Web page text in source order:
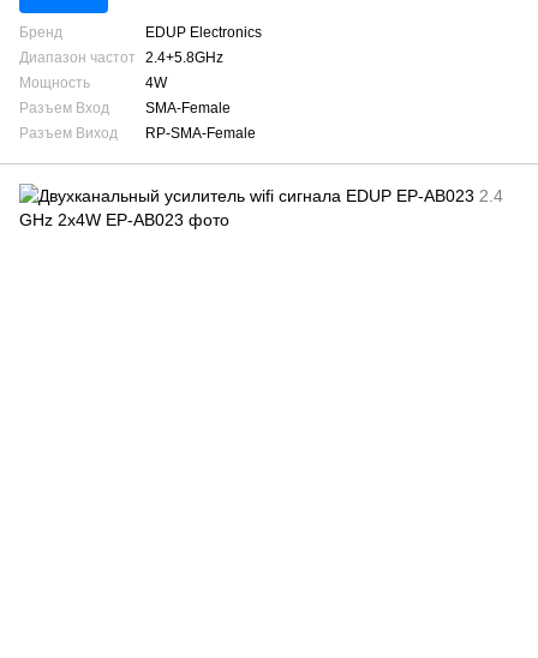
Бренд
EDUP Electronics
Диапазон частот
2.4+5.8GHz
Мощность
4W
Разъем Вход
SMA-Female
Разъем Виход
RP-SMA-Female